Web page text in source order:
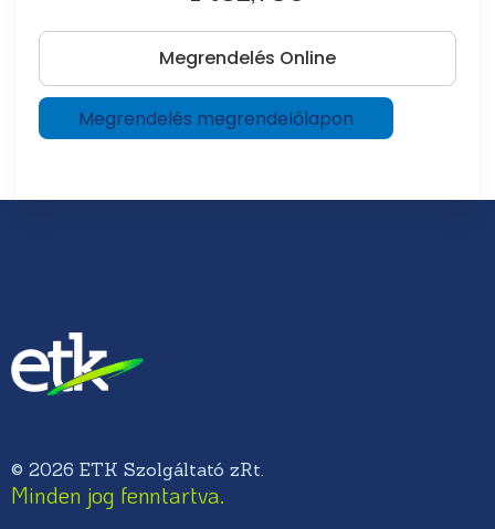
Megrendelés Online
Megrendelés megrendelőlapon
© 2026 ETK Szolgáltató zRt.
Minden jog fenntartva.